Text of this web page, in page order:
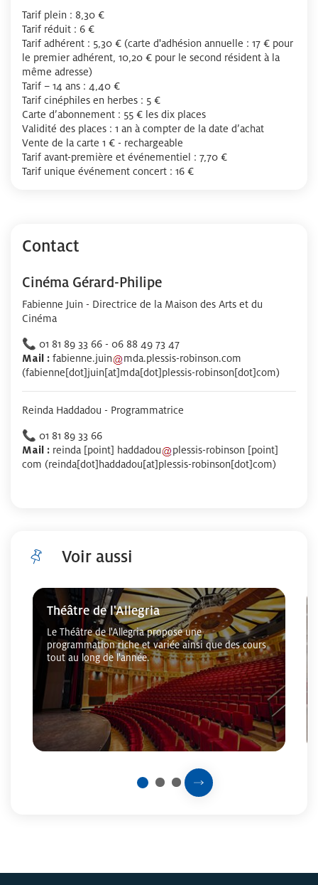
Tarif plein : 8,30 €
Tarif réduit : 6 €
Tarif adhérent : 5,30 € (carte d'adhésion annuelle : 17 € pour
le premier adhérent, 10,20 € pour le second résident à la
même adresse)
Tarif – 14 ans : 4,40 €
Tarif cinéphiles en herbes : 5 €
Carte d’abonnement : 55 € les dix places
Validité des places : 1 an à compter de la date d’achat
Vente de la carte 1 € - rechargeable
Tarif avant-première et événementiel : 7,70 €
Tarif unique événement concert : 16 €
Contact
Cinéma Gérard-Philipe
Fabienne Juin - Directrice de la Maison des Arts et du
Cinéma
📞 01 81 89 33 66 - 06 88 49 73 47
Mail : fabienne.juin mda.plessis-robinson.com
(fabienne[dot]juin[at]mda[dot]plessis-robinson[dot]com)
Reinda Haddadou - Programmatrice
📞 01 81 89 33 66
Mail : reinda [point] haddadou plessis-robinson [point]
com (reinda[dot]haddadou[at]plessis-robinson[dot]com)
Voir aussi
Cliquer pour passer Voir aussi
Théâtre de l'Allegria
Le Théâtre de l'Allegria propose une
programmation riche et variée ainsi que des cours
tout au long de l'année.
Prochaine slide
1 2 3